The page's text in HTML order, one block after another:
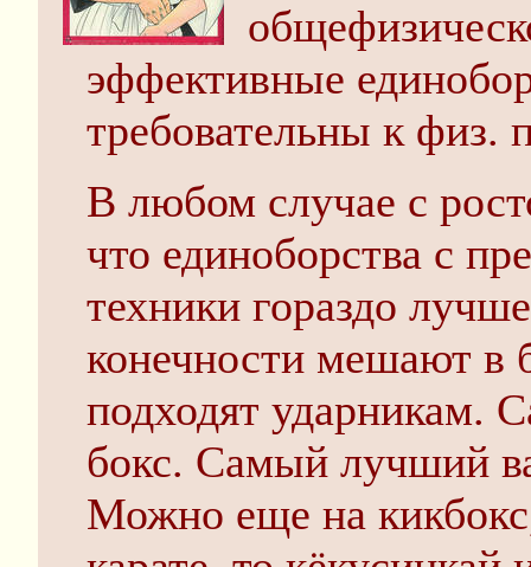
эффективные
требовательны к физ.
В любом случае с
что единоборства с
техники гораздо
конечности мешают в
подходят ударникам.
бокс. Самый лучший
Можно еще на